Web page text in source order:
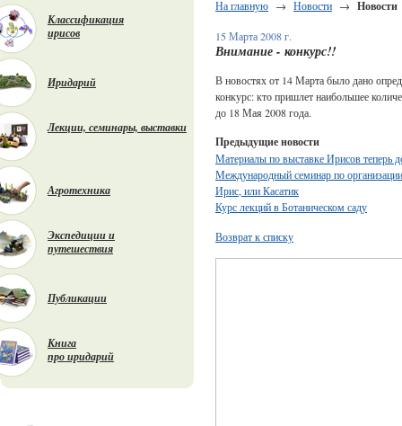
Классификация
ирисов
Иридарий
Лекции, семинары, выставки
Агротехника
Экспедиции и
путешествия
Публикации
Книга
про иридарий
На главную → Новости → Новости
15 Марта 2008 г.
Внимание - конкурс!!
В новостях от 14 Марта было дано
конкурс: кто пришлет наибольшее
до 18 Мая 2008 года.
Предыдущие новости
Материалы по выставке Ирисов теперь
Международный семинар по
Ирис, или Касатик
Курс лекций в Ботаническом саду
Возврат к списку